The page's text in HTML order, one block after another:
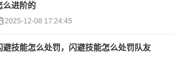
么进阶的
2025-12-08 17:24:45
避技能怎么处罚，闪避技能怎么处罚队友